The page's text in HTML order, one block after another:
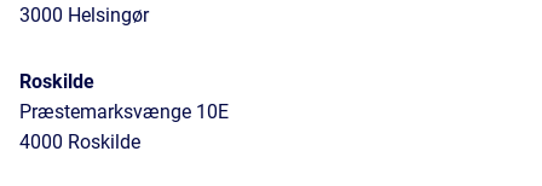
3000 Helsingør
Roskilde
Præstemarksvænge 10E
4000 Roskilde